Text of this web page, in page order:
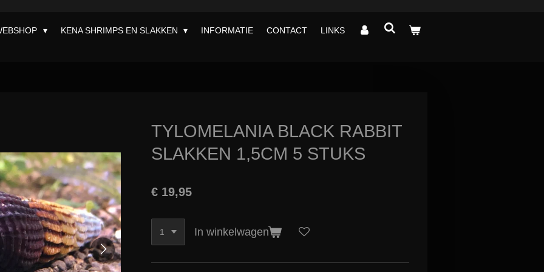
KENA SHRIMPS EN SLAKKEN INFORMATIE CONTACT LINKS
TYLOMELANIA BLACK RABBIT
SLAKKEN 1,5CM 5 STUKS
€ 19,95
In winkelwagen